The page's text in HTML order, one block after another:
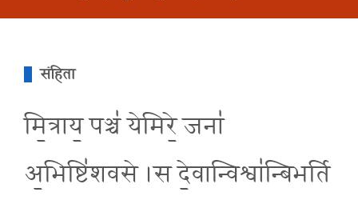
संहिता
मि॒त्राय॒ पञ्च॑ येमिरे॒ जना॑
अ॒भिष्टि॑शवसे ।स दे॒वान्विश्वा॑न्बिभर्ति